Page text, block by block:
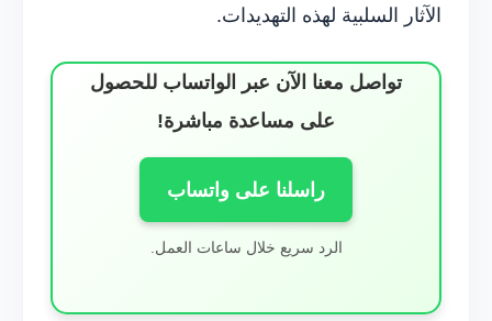
الآثار السلبية لهذه التهديدات.
تواصل معنا الآن عبر الواتساب للحصول
على مساعدة مباشرة!
راسلنا على واتساب
الرد سريع خلال ساعات العمل.